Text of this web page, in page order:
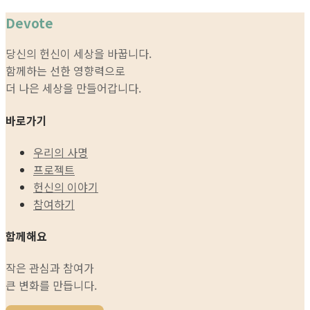
Devote
당신의 헌신이 세상을 바꿉니다.
함께하는 선한 영향력으로
더 나은 세상을 만들어갑니다.
바로가기
우리의 사명
프로젝트
헌신의 이야기
참여하기
함께해요
작은 관심과 참여가
큰 변화를 만듭니다.